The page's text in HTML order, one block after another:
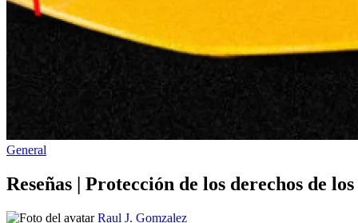
Publicado
General
Reseñas | Protección de los derechos de
Publicado Raul J. Gomzalez